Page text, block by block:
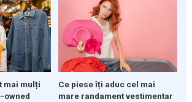
mai mulți
owned
Ce piese îți aduc cel mai
mare randament vestimentar